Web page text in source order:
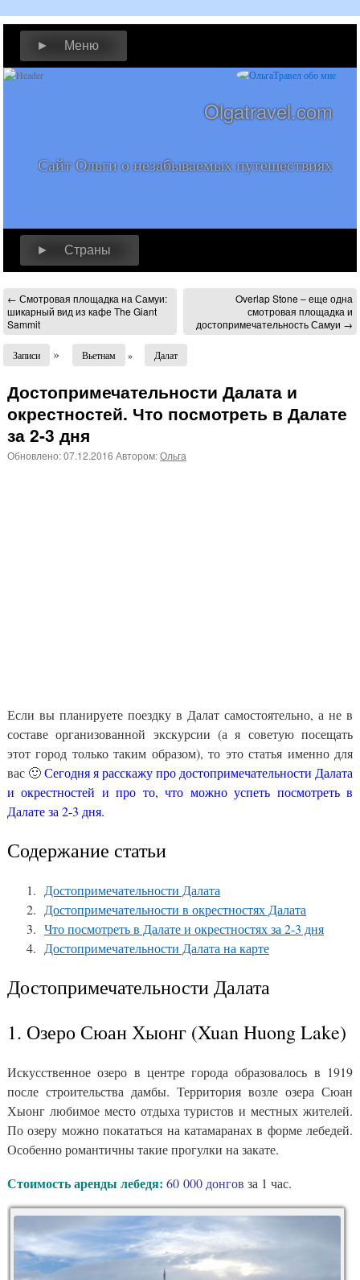
► Меню
Olgatravel.com
Сайт Ольги о незабываемых путешествиях
► Страны
← Смотровая площадка на Самуи:
шикарный вид из кафе The Giant
Sammit
Overlap Stone – еще одна
смотровая площадка и
достопримечательность Самуи →
Записи » Вьетнам » Далат
Достопримечательности Далата и
окрестностей. Что посмотреть в Далате
за 2-3 дня
Обновлено:07.12.2016 Автором:Ольга
Если вы планируете поездку в Далат самостоятельно, а не в
составе организованной экскурсии (а я советую посещать
этот город только таким образом), то это статья именно для
вас 🙂Сегодня я расскажу про достопримечательности Далата
и окрестностей и про то, что можно успеть посмотреть в
Далате за 2-3 дня.
Содержание статьи
Достопримечательности Далата
Достопримечательности в окрестностях Далата
Что посмотреть в Далате и окрестностях за 2-3 дня
Достопримечательности Далата на карте
Достопримечательности Далата
1. Озеро Сюан Хыонг (Xuan Huong Lake)
Искусственное озеро в центре города образовалось в 1919
после строительства дамбы. Территория возле озера Сюан
Хыонг любимое место отдыха туристов и местных жителей.
По озеру можно покататься на катамаранах в форме лебедей.
Особенно романтичны такие прогулки на закате.
Стоимость аренды лебедя: 60 000 донгов за 1 час.